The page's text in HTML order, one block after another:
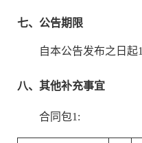
七、公告期限
自本公告发布之日起1
八、其他补充事宜
合同包1: